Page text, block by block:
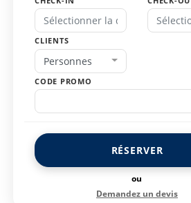
CLIENTS
Personnes
CODE PROMO
RÉSERVER
ou
Demandez un devis